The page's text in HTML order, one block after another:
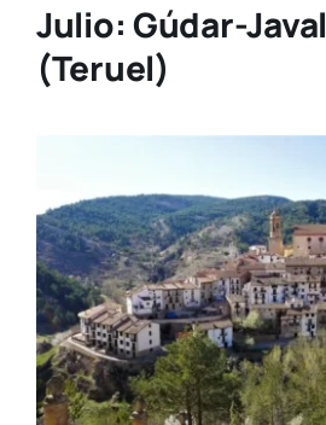
Julio:Gúdar-
(Teruel)